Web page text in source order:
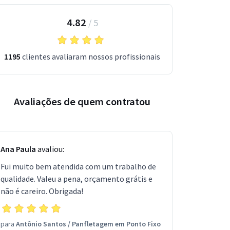
4.82 / 5
1195 clientes avaliaram nossos profissionais
Avaliações de quem contratou
Ana Paula avaliou:
Fui muito bem atendida com um trabalho de
qualidade. Valeu a pena, orçamento grátis e
não é careiro. Obrigada!
para Antônio Santos / Panfletagem em Ponto Fixo